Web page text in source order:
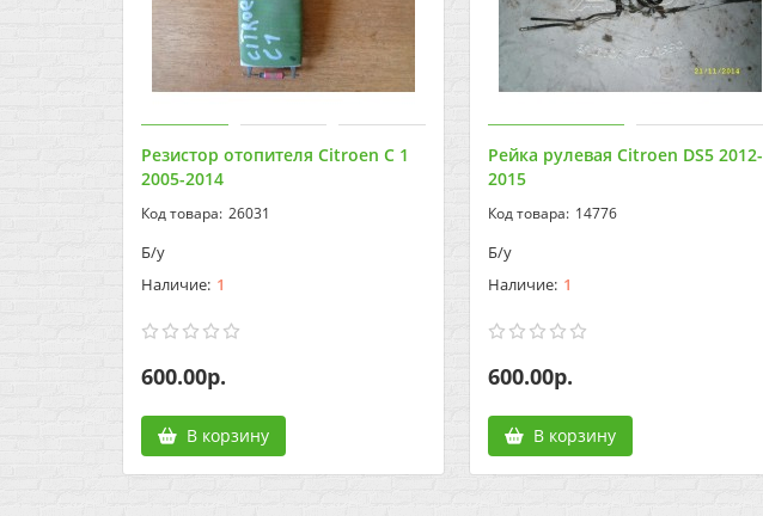
Резистор отопителя Citroen C 1
2005-2014
26031
Б/у
1
600.00р.
В корзину
Рейка рулевая Citroen DS5 2012-
2015
14776
Б/у
1
600.00р.
В корзину